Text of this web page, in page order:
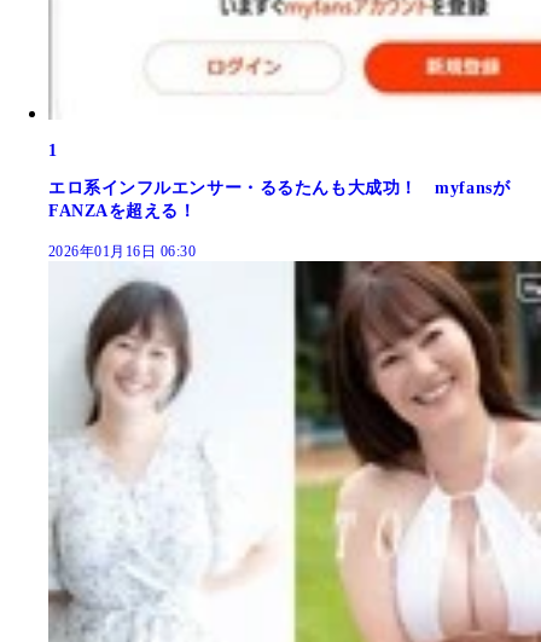
1
エロ系インフルエンサー・るるたんも大成功！ myfansが
FANZAを超える！
2026年01月16日 06:30